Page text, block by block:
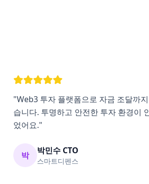
"Web3 투자 플랫폼으로 자금 조달까
습니다. 투명하고 안전한 투자 환경이
었어요."
박 박민수 CTO
스마트디펜스